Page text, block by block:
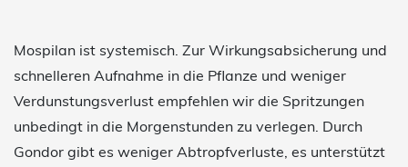
Mospilan ist systemisch. Zur Wirkungsabsicherung und
schnelleren Aufnahme in die Pflanze und weniger
Verdunstungsverlust empfehlen wir die Spritzungen
unbedingt in die Morgenstunden zu verlegen. Durch
Gondor gibt es weniger Abtropfverluste, es unterstützt